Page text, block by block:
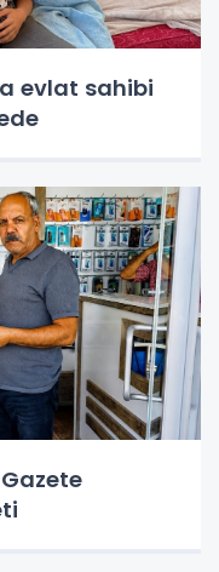
evlat sahibi